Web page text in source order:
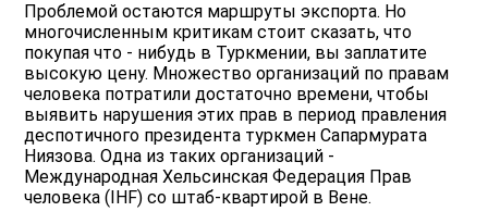
Проблемой остаются маршруты экспорта. Но
многочисленным критикам стоит сказать, что
покупая что - нибудь в Туркмении, вы заплатите
высокую цену. Множество организаций по правам
человека потратили достаточно времени, чтобы
выявить нарушения этих прав в период правления
деспотичного президента туркмен Сапармурата
Ниязова. Одна из таких организаций -
Международная Хельсинская Федерация Прав
человека (IHF) со штаб-квартирой в Вене.